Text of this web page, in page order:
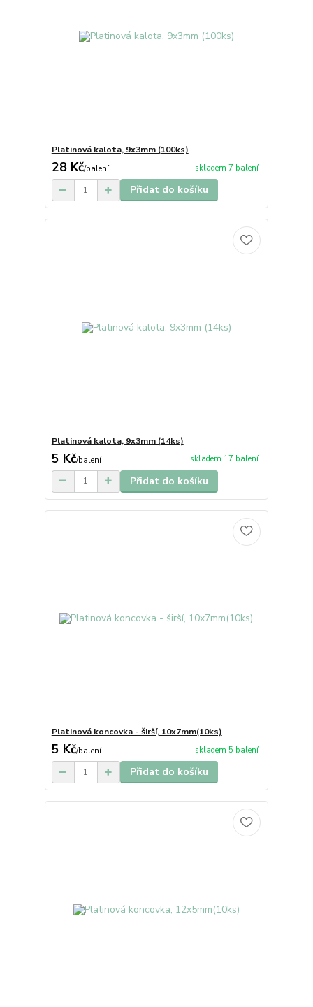
Platinová kalota, 9x3mm (100ks)
28 Kč/balení skladem 7 balení
Přidat do košíku
Platinová kalota, 9x3mm (14ks)
5 Kč/balení skladem 17 balení
Přidat do košíku
Platinová koncovka - širší, 10x7mm(10ks)
5 Kč/balení skladem 5 balení
Přidat do košíku